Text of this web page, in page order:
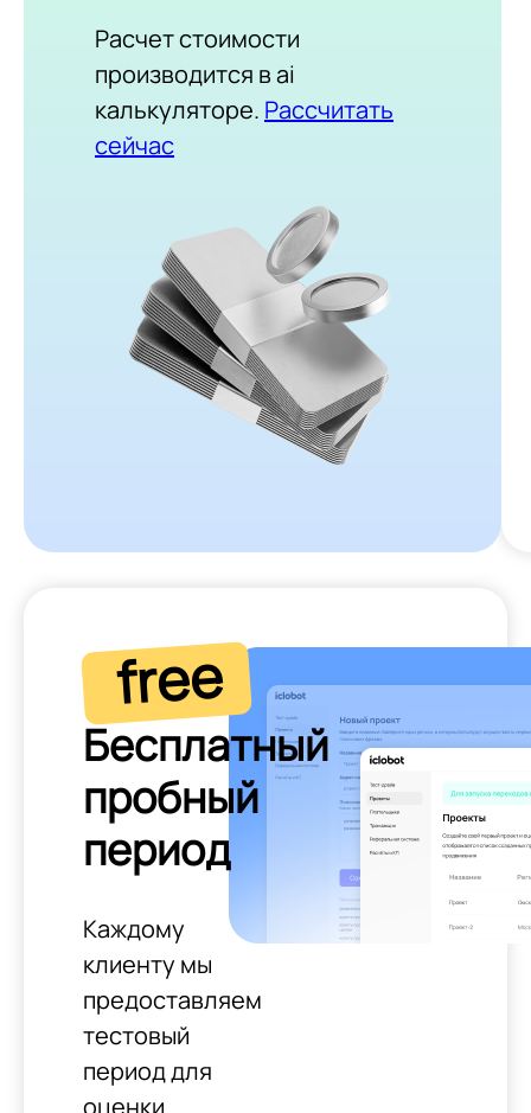
Расчет стоимости
производится в ai
калькуляторе. Рассчитать
сейчас
free
Бесплатный
пробный
период
Каждому
клиенту мы
предоставляем
тестовый
период для
оценки